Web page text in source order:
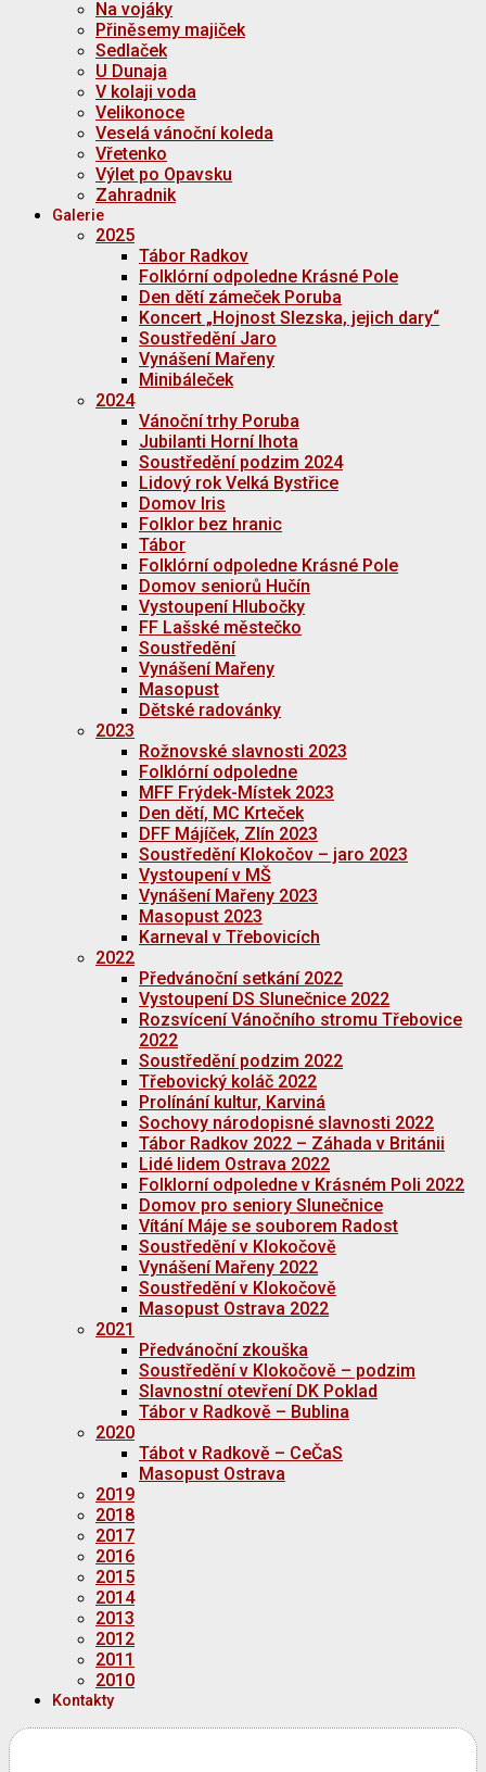
Na vojáky
Přiněsemy majiček
Sedlaček
U Dunaja
V kolaji voda
Velikonoce
Veselá vánoční koleda
Vřetenko
Výlet po Opavsku
Zahradnik
Galerie
2025
Tábor Radkov
Folklórní odpoledne Krásné Pole
Den dětí zámeček Poruba
Koncert „Hojnost Slezska, jejich dary“
Soustředění Jaro
Vynášení Mařeny
Minibáleček
2024
Vánoční trhy Poruba
Jubilanti Horní lhota
Soustředění podzim 2024
Lidový rok Velká Bystřice
Domov Iris
Folklor bez hranic
Tábor
Folklórní odpoledne Krásné Pole
Domov seniorů Hučín
Vystoupení Hlubočky
FF Lašské městečko
Soustředění
Vynášení Mařeny
Masopust
Dětské radovánky
2023
Rožnovské slavnosti 2023
Folklórní odpoledne
MFF Frýdek-Místek 2023
Den dětí, MC Krteček
DFF Májíček, Zlín 2023
Soustředění Klokočov – jaro 2023
Vystoupení v MŠ
Vynášení Mařeny 2023
Masopust 2023
Karneval v Třebovicích
2022
Předvánoční setkání 2022
Vystoupení DS Slunečnice 2022
Rozsvícení Vánočního stromu Třebovice
2022
Soustředění podzim 2022
Třebovický koláč 2022
Prolínání kultur, Karviná
Sochovy národopisné slavnosti 2022
Tábor Radkov 2022 – Záhada v Británii
Lidé lidem Ostrava 2022
Folklorní odpoledne v Krásném Poli 2022
Domov pro seniory Slunečnice
Vítání Máje se souborem Radost
Soustředění v Klokočově
Vynášení Mařeny 2022
Soustředění v Klokočově
Masopust Ostrava 2022
2021
Předvánoční zkouška
Soustředění v Klokočově – podzim
Slavnostní otevření DK Poklad
Tábor v Radkově – Bublina
2020
Tábot v Radkově – CeČaS
Masopust Ostrava
2019
2018
2017
2016
2015
2014
2013
2012
2011
2010
Kontakty